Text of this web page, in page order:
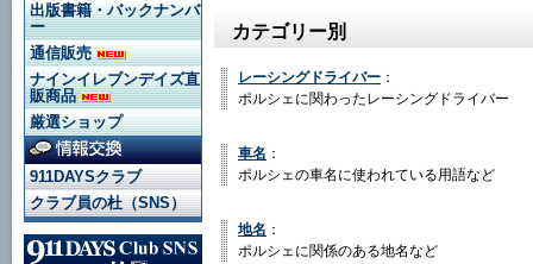
カテゴリー別
レーシングドライバー ：
ポルシェに関わったレーシングドライバー
車名 ：
ポルシェの車名に使われている用語など
地名 ：
ポルシェに関係のある地名など
出版書籍・バックナンバ
ー
通信販売
ナインイレブンデイズ直
販商品
厳選ショップ
911DAYSクラブ
クラブ員の杜（SNS）